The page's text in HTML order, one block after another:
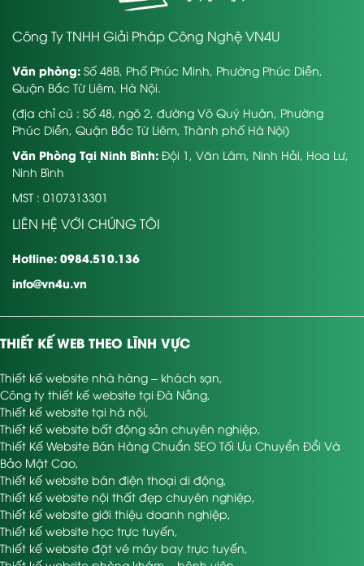
Công Ty TNHH Giải Pháp Công Nghệ VN4U
Văn phòng: Số 48B, Phố Phúc Minh, Phường Phúc Diễn,
Quận Bắc Từ Liêm, Hà Nội.
(địa chỉ cũ : Số 48, ngõ 2, đường Võ Quý Huân, Phường
Phúc Diễn, Quận Bắc Từ Liêm, Thành phố Hà Nội)
Văn Phòng Tại Ninh Bình: Đội 1, Văn Lâm, Ninh Hải, Hoa Lư,
Ninh Bình
MST : 0107313301
LIÊN HỆ VỚI CHÚNG TÔI
Hotline: 0984.510.136
info@vn4u.vn
THIẾT KẾ WEB THEO LĨNH VỰC
Thiết kế website nhà hàng – khách sạn,
Công ty thiết kế website tại Đà Nẵng,
Thiết kế website tại hà nội,
Thiết kế website bất động sản chuyên nghiệp,
Thiết Kế Website Bán Hàng Chuẩn SEO Tối Ưu Chuyển Đổi Và
Bảo Mật Cao,
Thiết kế website bán điện thoại di động,
Thiết kế website nội thất đẹp chuyên nghiệp,
Thiết kế website giới thiệu doanh nghiệp,
Thiết kế website học trực tuyến,
Thiết kế website đặt vé máy bay trực tuyến,